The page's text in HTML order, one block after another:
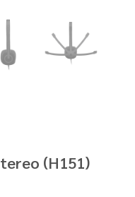
(H151)